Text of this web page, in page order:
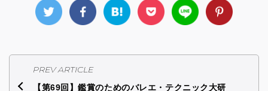
PREV ARTICLE
【第69回】鑑賞のためのバレエ・テクニック大研